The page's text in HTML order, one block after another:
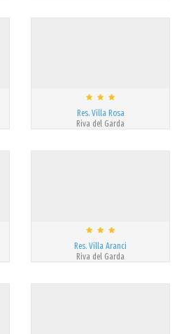
Res. Villa Rosa
Riva del Garda
Res. Villa Aranci
Riva del Garda